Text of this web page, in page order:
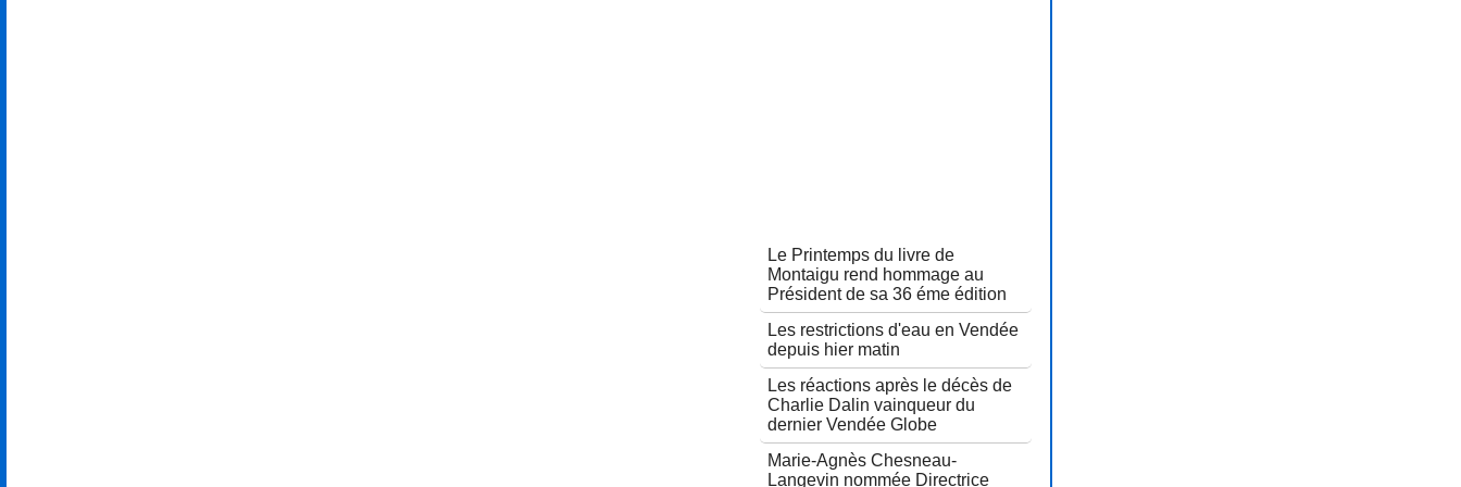
Le Printemps du livre de
Montaigu rend hommage au
Président de sa 36 éme édition
Les restrictions d'eau en Vendée
depuis hier matin
Les réactions après le décès de
Charlie Dalin vainqueur du
dernier Vendée Globe
Marie-Agnès Chesneau-
Langevin nommée Directrice